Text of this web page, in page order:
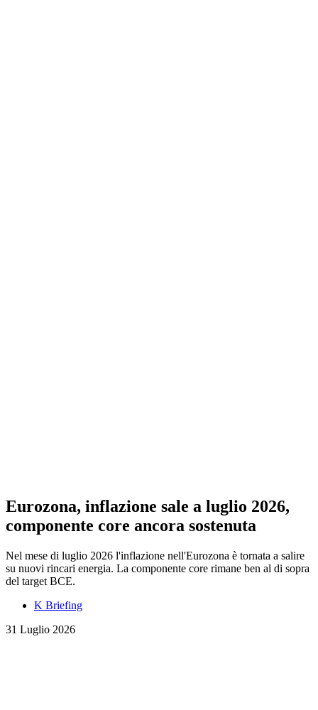
Eurozona, inflazione sale a luglio 2026,
componente core ancora sostenuta
Nel mese di luglio 2026 l'inflazione nell'Eurozona è tornata a salire
su nuovi rincari energia. La componente core rimane ben al di sopra
del target BCE.
K Briefing
31 Luglio 2026